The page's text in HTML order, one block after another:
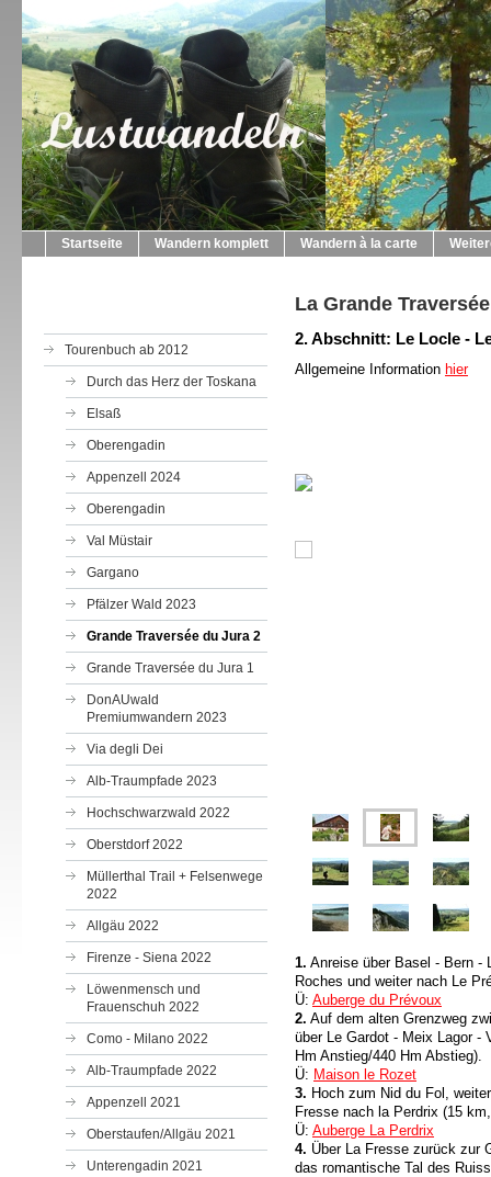
Startseite Wandern komplett Wandern à la carte
Tourenbuch ab 2012
Durch das Herz der Toskana
Elsaß
Oberengadin
Appenzell 2024
Oberengadin
Val Müstair
Gargano
Pfälzer Wald 2023
Grande Traversée du Jura 2
Grande Traversée du Jura 1
DonAUwald
Premiumwandern 2023
Via degli Dei
Alb-Traumpfade 2023
Hochschwarzwald 2022
Oberstdorf 2022
Müllerthal Trail + Felsenwege
2022
Allgäu 2022
Firenze - Siena 2022
Löwenmensch und
Frauenschuh 2022
Como - Milano 2022
Alb-Traumpfade 2022
Appenzell 2021
Oberstaufen/Allgäu 2021
Unterengadin 2021
La Grande
2. Abschnitt: Le Locle -
Allgemeine Information hier
1. Anreise über Basel - Bern -
Roches und weiter nach Le
Ü: Auberge du Prévoux
2. Auf dem alten Grenzweg
über Le Gardot - Meix Lagor -
Hm Anstieg/440 Hm Abstieg).
Ü: Maison le Rozet
3. Hoch zum Nid du Fol,
Fresse nach la Perdrix (15
Ü: Auberge La Perdrix
4. Über La Fresse zurück zur
das romantische Tal des